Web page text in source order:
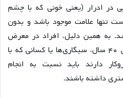
در ادرار (یعنی خونی که با چشم
تنها علامت موجود باشد و بدون
به همین دلیل، افراد در معرض
خطر بیشتر مانند افراد بالای ۴۰ سال، سیگاری‌ها یا کسانی که با
دارند باید نسبت به انجام
داشته باشند.